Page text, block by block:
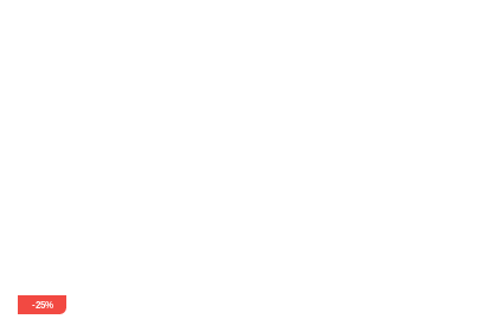
-25%